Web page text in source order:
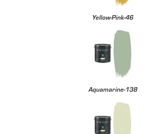
Yellow-Pink-46
Aquamarine-138